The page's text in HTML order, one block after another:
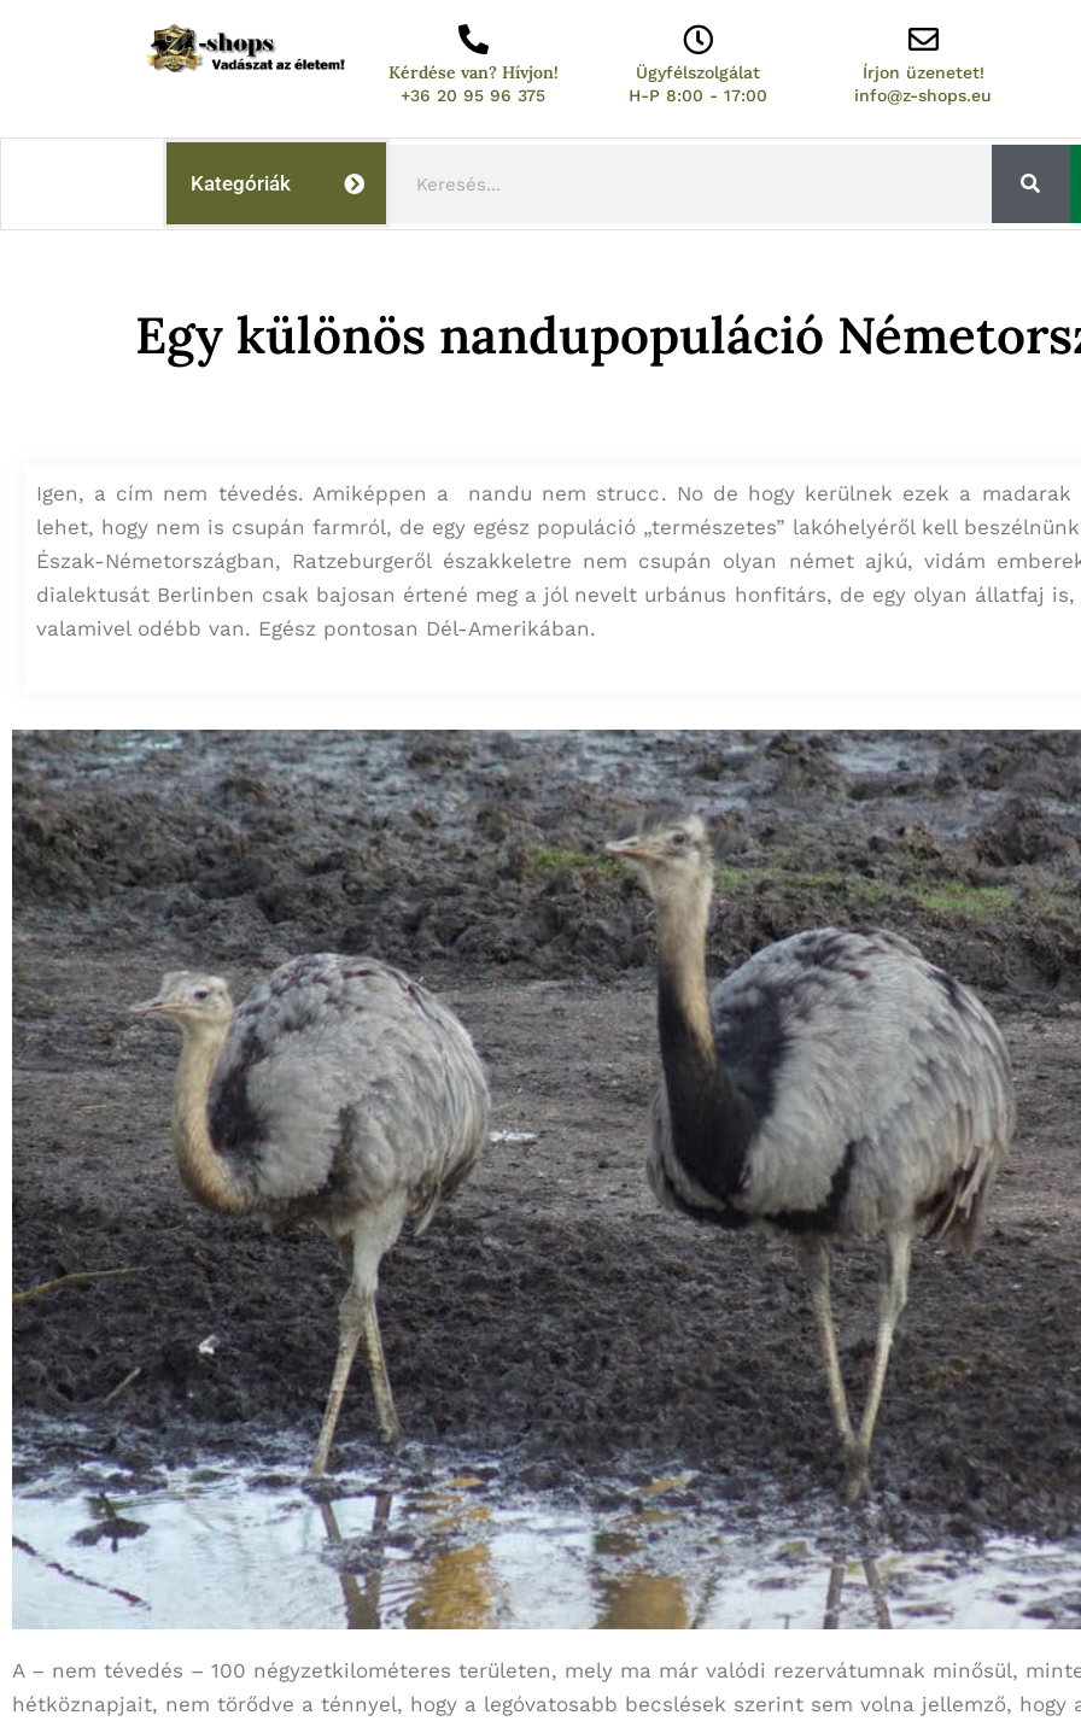
Kérdése van? Hívjon!
+36 20 95 96 375
Ügyfélszolgálat
H-P 8:00 - 17:00
Írjon üzenetet!
info@z-shops.eu
Kategóriák
Egy különös nandupopuláció
Igen, a cím nem tévedés. Amiképpen a nandu nem strucc. No de hogy kerülnek ezek a madarak
lehet, hogy nem is csupán farmról, de egy egész populáció „természetes” lakóhelyéről kell
Észak-Németországban, Ratzeburgeről északkeletre nem csupán olyan német ajkú, vidám
dialektusát Berlinben csak bajosan értené meg a jól nevelt urbánus honfitárs, de egy olyan állatfaj
valamivel odébb van. Egész pontosan Dél-Amerikában.
A – nem tévedés – 100 négyzetkilométeres területen, mely ma már valódi rezervátumnak minősül,
hétköznapjait, nem törődve a ténnyel, hogy a legóvatosabb becslések szerint sem volna jellemző, hogy